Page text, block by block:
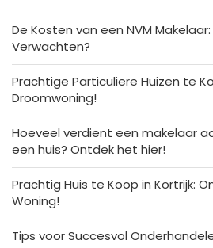
De Kosten van een NVM
Verwachten?
Prachtige Particuliere Huizen te
Droomwoning!
Hoeveel verdient een makelaar
een huis? Ontdek het hier!
Prachtig Huis te Koop in Kortrijk:
Woning!
Tips voor Succesvol